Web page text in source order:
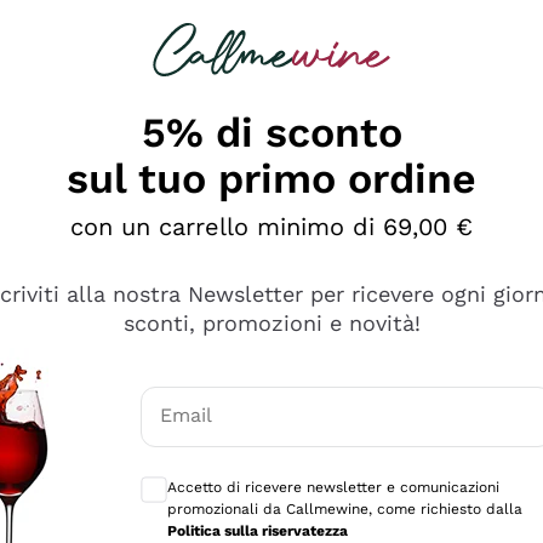
è male ma secondo me ci sono alternative che
5% di sconto
sul tuo primo ordine
con un carrello minimo di 69,00 €
alla nostra Newsletter per ricevere ogni
sconti, promozioni e novità!
Email
Accetto di ricevere newsletter e comunicazioni
promozionali da Callmewine, come richiesto dalla
Politica sulla riservatezza